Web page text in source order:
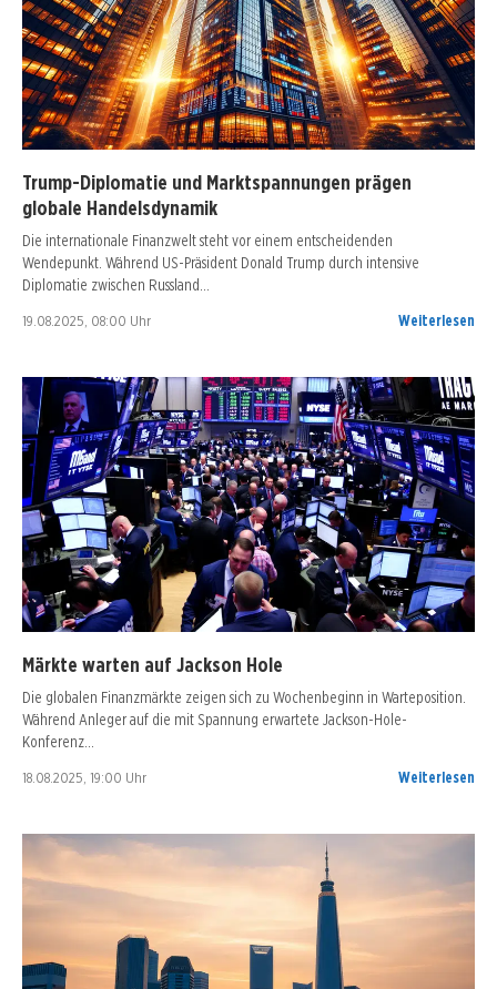
Trump-Diplomatie und Marktspannungen prägen
globale Handelsdynamik
Die internationale Finanzwelt steht vor einem entscheidenden
Wendepunkt. Während US-Präsident Donald Trump durch intensive
Diplomatie zwischen Russland…
19.08.2025, 08:00 Uhr Weiterlesen
Märkte warten auf Jackson Hole
Die globalen Finanzmärkte zeigen sich zu Wochenbeginn in Warteposition.
Während Anleger auf die mit Spannung erwartete Jackson-Hole-
Konferenz…
18.08.2025, 19:00 Uhr Weiterlesen